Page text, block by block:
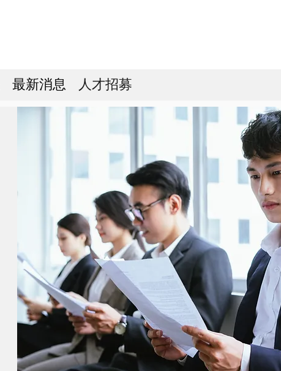
最新消息 人才招募